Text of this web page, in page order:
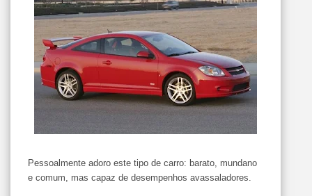
Pessoalmente adoro este tipo de carro: barato, mundano
e comum, mas capaz de desempenhos avassaladores.